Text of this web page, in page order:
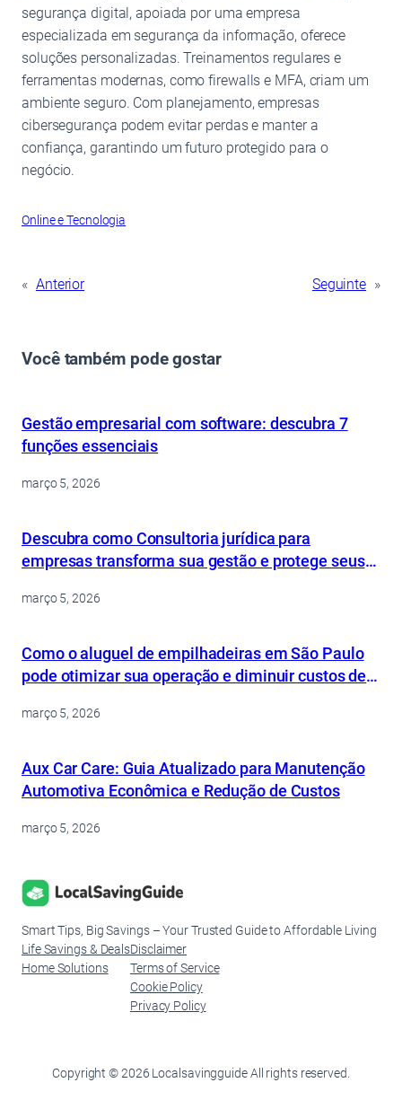
segurança digital, apoiada por uma empresa
especializada em segurança da informação, oferece
soluções personalizadas. Treinamentos regulares e
ferramentas modernas, como firewalls e MFA, criam um
ambiente seguro. Com planejamento, empresas
cibersegurança podem evitar perdas e manter a
confiança, garantindo um futuro protegido para o
negócio.
Online e Tecnologia
« Anterior Seguinte »
Você também pode gostar
Gestão empresarial com software: descubra 7
funções essenciais
março 5, 2026
Descubra como Consultoria jurídica para
empresas transforma sua gestão e protege seus
março 5, 2026
Como o aluguel de empilhadeiras em São Paulo
pode otimizar sua operação e diminuir custos de
março 5, 2026
Aux Car Care: Guia Atualizado para Manutenção
Automotiva Econômica e Redução de Custos
março 5, 2026
Smart Tips, Big Savings – Your Trusted Guide to Affordable Living
Life Savings & Deals
Home Solutions
Disclaimer
Terms of Service
Cookie Policy
Privacy Policy
Copyright © 2026 Localsavingguide All rights reserved.